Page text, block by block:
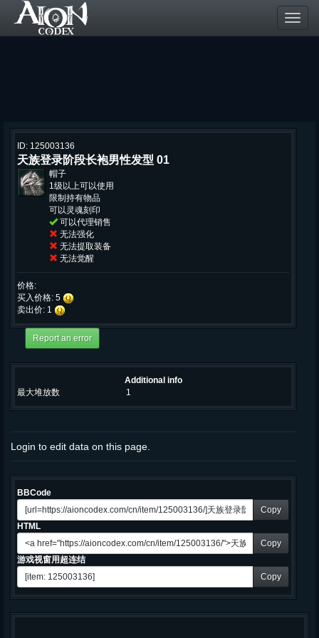
ID: 125003136
天族登录阶段长袍男性发型 01
帽子
1级以上可以使用
限制持有物品
可以灵魂刻印
可以代理销售
无法强化
无法提取装备
无法觉醒
价格:
买入价格: 5
卖出价: 1
Additional info
最大堆放数
1
Login to edit data on this page.
BBCode
Copy
HTML
Copy
游戏视窗用超连结
Copy